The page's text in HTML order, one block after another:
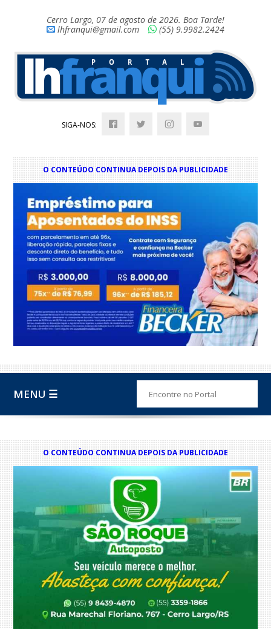
Cerro Largo, 07 de agosto de 2026. Boa Tarde!
lhfranqui@gmail.com
(55) 9.9982.2424
SIGA-NOS:
O CONTEÚDO CONTINUA DEPOIS DA PUBLICIDADE
MENU ☰
O CONTEÚDO CONTINUA DEPOIS DA PUBLICIDADE